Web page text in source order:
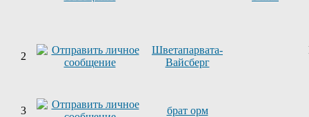
2
Шветапарвата-
Вайсберг
3 брат орм